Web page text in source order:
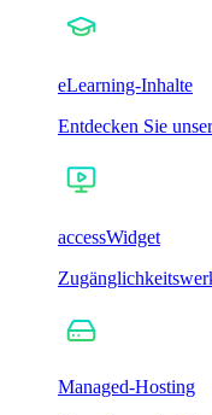
eLearning-Inhalte
Entdecken Sie
accessWidget
Managed-Hosting